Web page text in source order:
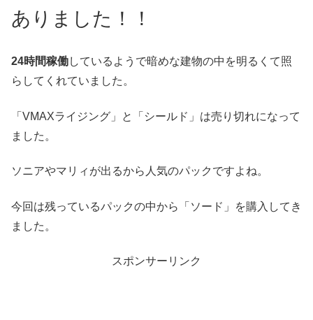
ありました！！
24時間稼働しているようで暗めな建物の中を明るくて照
らしてくれていました。
「VMAXライジング」と「シールド」は売り切れになって
ました。
ソニアやマリィが出るから人気のパックですよね。
今回は残っているパックの中から「ソード」を購入してき
ました。
スポンサーリンク